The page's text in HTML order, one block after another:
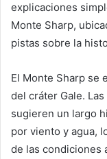
explicaciones
Monte Sharp,
pistas sobre la
El Monte Sharp se
del cráter Gale.
sugieren un largo
por viento y agua,
de las condiciones